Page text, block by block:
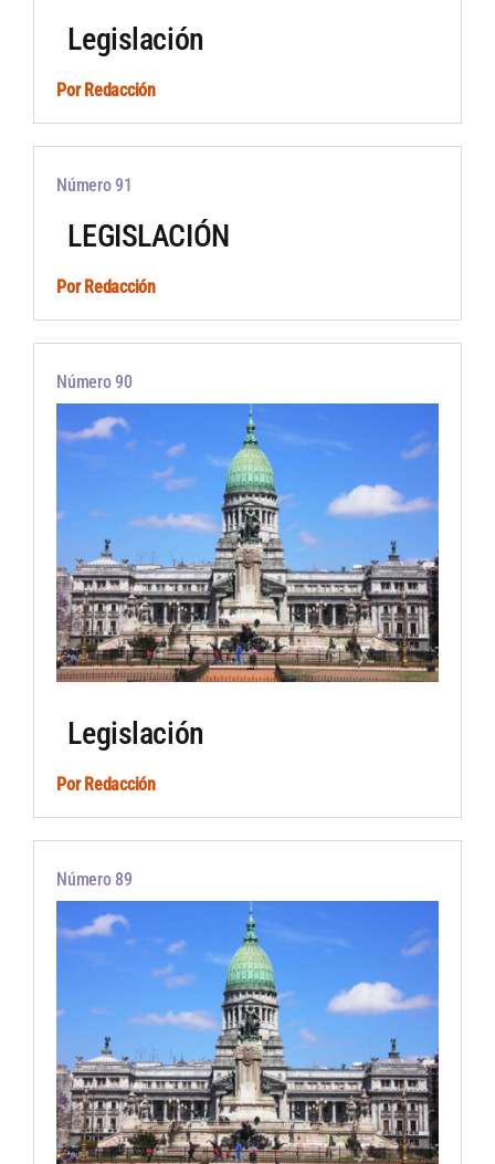
Artículos por autor
Legislación
Por Redacción
Número 91
LEGISLACIÓN
Por Redacción
Número 90
Legislación
PorRedacción
Número 89